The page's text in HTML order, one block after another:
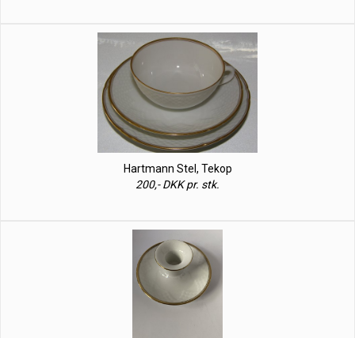
Hartmann Stel, Tekop
200,- DKK pr. stk.